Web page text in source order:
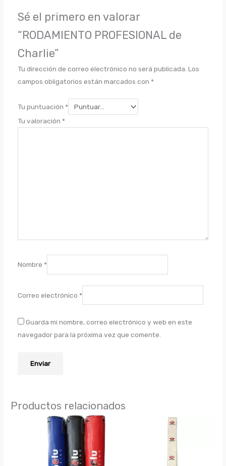
Sé el primero en valorar
“RODAMIENTO PROFESIONAL de
Charlie”
Tu dirección de correo electrónico no será publicada. Los
campos obligatorios están marcados con *
Tu puntuación *
Tu valoración *
Nombre *
Correo electrónico *
Guarda mi nombre, correo electrónico y web en este
navegador para la próxima vez que comente.
Productos relacionados